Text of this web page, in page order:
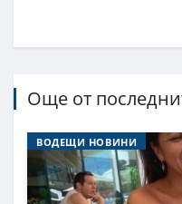
Още от
ВОДЕЩИ НОВИНИ